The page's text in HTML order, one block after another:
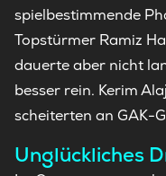
spielbestimmende
Topstürmer Ramiz
dauerte aber nicht
besser rein. Kerim
scheiterten an GAK-
Unglückliches